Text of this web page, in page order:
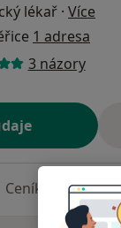
lékař · Více
1 adresa
3 názory
Ceník